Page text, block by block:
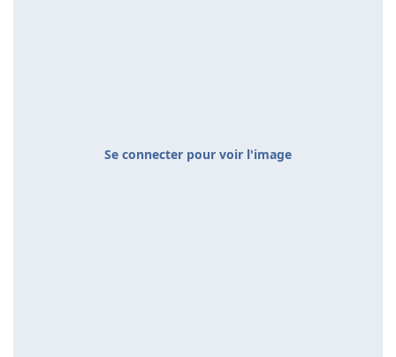
Se connecter pour voir l'image